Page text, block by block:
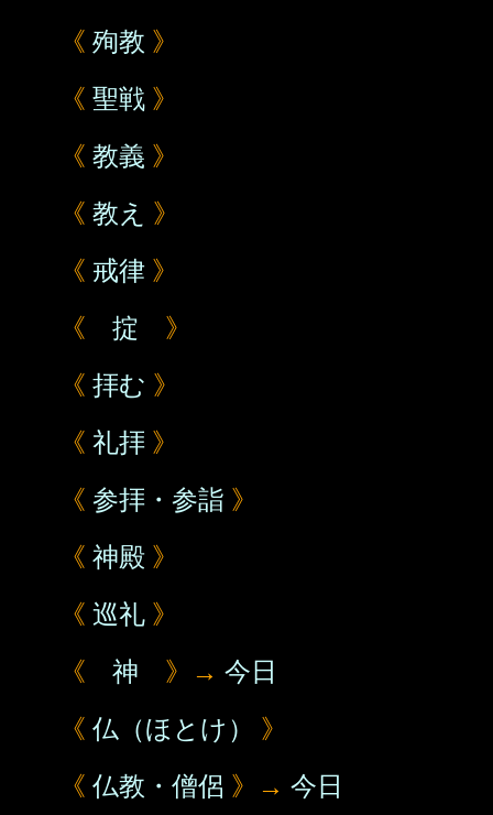
《 殉教 》
《 聖戦 》
《 教義 》
《 教え
》
《 戒律 》
《 掟 》
《 拝む 》
《 礼拝 》
《 参拝・参詣 》
《 神殿 》
《 巡礼 》
《 神 》→ 今日
《 仏（ほとけ）
》
《 仏教・僧侶 》→ 今日